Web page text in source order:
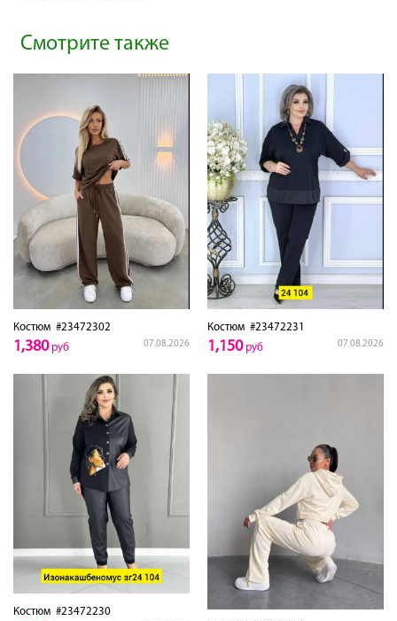
Смотрите также
Костюм #23472302
07.08.2026
1,380руб
Костюм #23472231
07.08.2026
1,150руб
Костюм #23472230